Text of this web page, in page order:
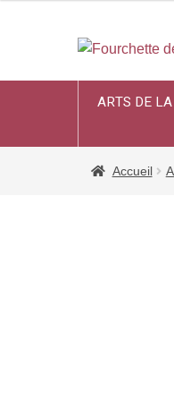
ARTS DE
Accueil